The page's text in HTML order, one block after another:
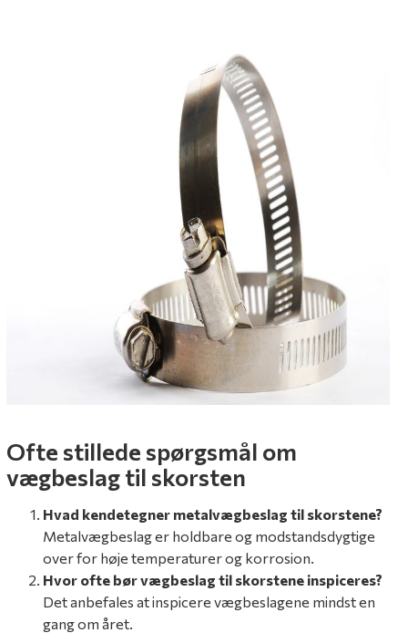
Ofte stillede spørgsmål om
vægbeslag til skorsten
Hvad kendetegner metalvægbeslag til skorstene?
Metalvægbeslag er holdbare og modstandsdygtige
over for høje temperaturer og korrosion.
Hvor ofte bør vægbeslag til skorstene inspiceres?
Det anbefales at inspicere vægbeslagene mindst en
gang om året.